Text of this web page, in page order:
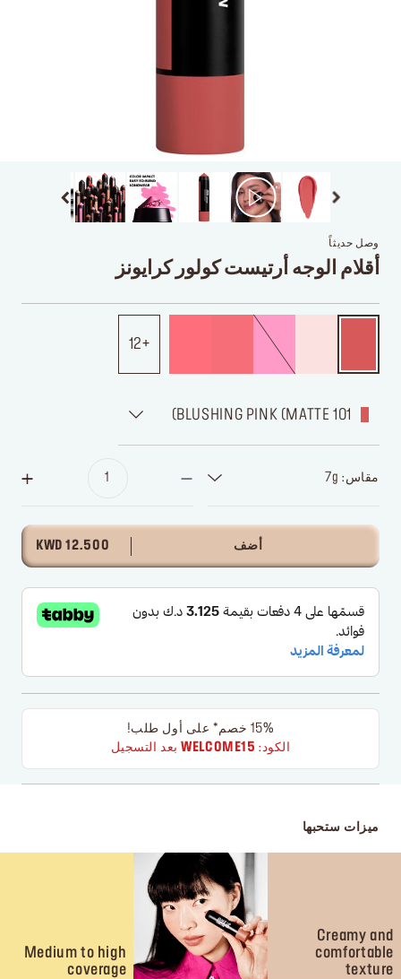
وصل حديثاً
أقلام الوجه أرتيست كولور كرايونز
12
101 BLUSHING PINK (MATTE)
مقاس: 7g
أضف 12.500 KWD
15% خصم* على أول طلب!
الكود: WELCOME15بعد التسجيل
ميزات ستحبها
Creamy and
comfortable
texture
Medium to high
coverage